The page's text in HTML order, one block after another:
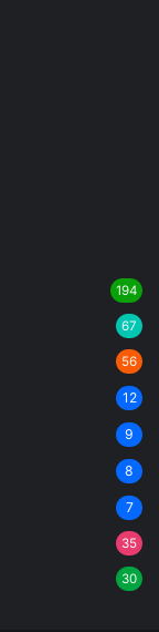
194
67
56
12
9
8
7
35
30